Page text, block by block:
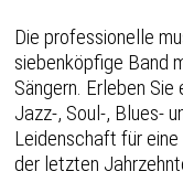
Die professionelle
siebenköpfige Band
Sängern. Erleben
Jazz-, Soul-, Blues-
Leidenschaft für
der letzten